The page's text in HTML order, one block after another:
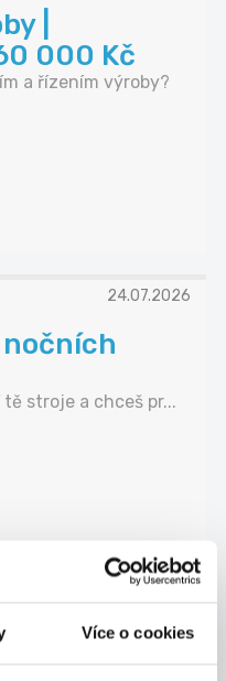
Více o cookies
|
000 Kč
a řízením výroby?
24.07.2026
nočních
stroje a chceš pr...
Kč | Bez